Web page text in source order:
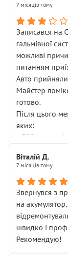
7 місяців тому
Записався на
гальмівної
можливі
питанням
Авто
Майстер
готово.
Після цього
яких:
• 300 грн —
НЕ погоджував
послуга. Тим
діагностики
зауваження
лише
Але головне —
залишився
Віталій Д.
7 місяців тому
Звернувся з
на
швидко і
Рекомендую!